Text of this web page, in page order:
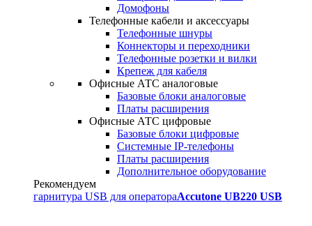
Домофоны
Телефонные кабели и аксессуары
Телефонные шнуры
Коннекторы и переходники
Телефонные розетки и вилки
Крепеж для кабеля
Офисные АТС аналоговые
Базовые блоки аналоговые
Платы расширения
Офисные АТС цифровые
Базовые блоки цифровые
Системные IP-телефоны
Платы расширения
Дополнительное оборудование
Рекомендуем
гарнитура USB для оператораAccutone UB220 USB